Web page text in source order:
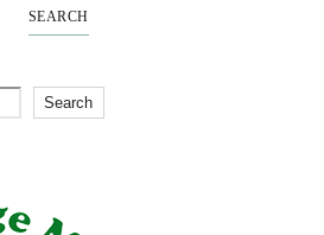
SEARCH
Search